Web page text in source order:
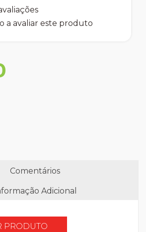
a avaliar este produto
Comentários
Adicional
PRODUTO